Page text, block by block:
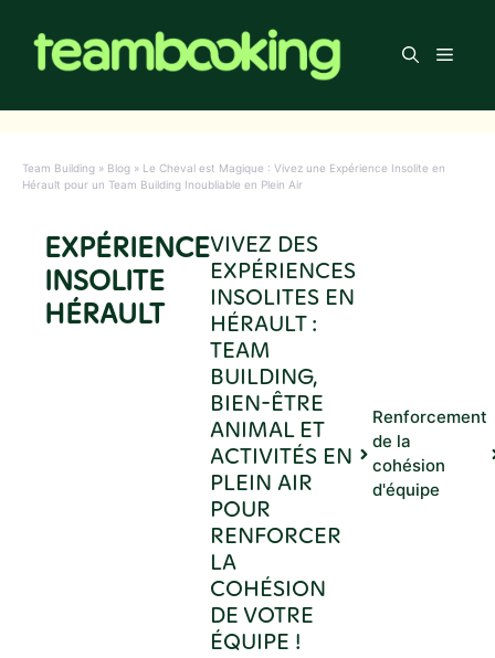
contenu
Menu
Team Building » Blog » Le Cheval est Magique : Vivez une Expérience Insolite en
Hérault pour un Team Building Inoubliable en Plein Air
EXPÉRIENCE
INSOLITE
HÉRAULT
VIVEZ DES
EXPÉRIENCES
INSOLITES EN
HÉRAULT :
TEAM
BUILDING,
BIEN-ÊTRE
ANIMAL ET
ACTIVITÉS EN
PLEIN AIR
POUR
RENFORCER
LA
COHÉSION
DE VOTRE
ÉQUIPE !
Renforcement
de la
cohésion
d'équipe